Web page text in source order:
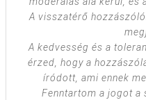
A visszatérő
A kedvesség és a
érzed, hogy a
íródott, ami ennek
Fenntartom a jogot a